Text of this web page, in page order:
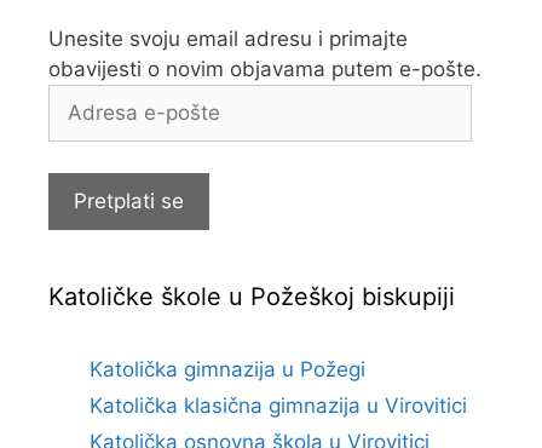
Unesite svoju email adresu i primajte
obavijesti o novim objavama putem e-pošte.
Adresa
Pretplati se
Katoličke škole u Požeškoj biskupiji
Katolička gimnazija u Požegi
Katolička klasična gimnazija u Virovitici
Katolička osnovna škola u Virovitici